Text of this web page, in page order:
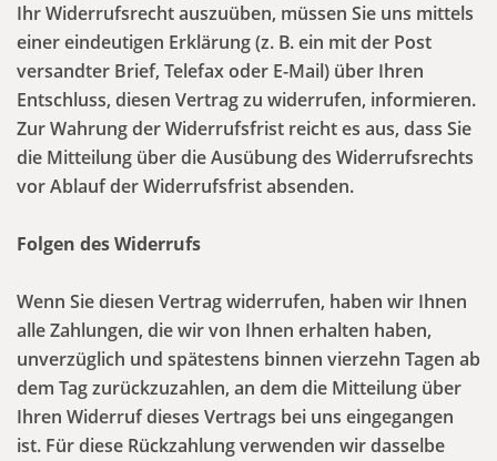
Ihr Widerrufsrecht auszuüben, müssen Sie uns mittels
einer eindeutigen Erklärung (z. B. ein mit der Post
versandter Brief, Telefax oder E-Mail) über Ihren
Entschluss, diesen Vertrag zu widerrufen, informieren.
Zur Wahrung der Widerrufsfrist reicht es aus, dass Sie
die Mitteilung über die Ausübung des Widerrufsrechts
vor Ablauf der Widerrufsfrist absenden.
Folgen des Widerrufs
Wenn Sie diesen Vertrag widerrufen, haben wir Ihnen
alle Zahlungen, die wir von Ihnen erhalten haben,
unverzüglich und spätestens binnen vierzehn Tagen ab
dem Tag zurückzuzahlen, an dem die Mitteilung über
Ihren Widerruf dieses Vertrags bei uns eingegangen
ist. Für diese Rückzahlung verwenden wir dasselbe